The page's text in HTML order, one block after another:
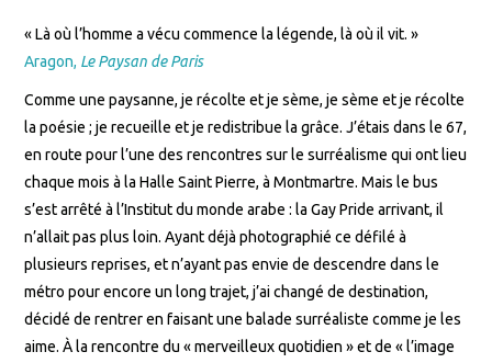
« Là où l’homme a vécu commence la légende, là où il vit. »
Aragon, Le Paysan de Paris
Comme une paysanne, je récolte et je sème, je sème et je récolte
la poésie ; je recueille et je redistribue la grâce. J’étais dans le 67,
en route pour l’une des rencontres sur le surréalisme qui ont lieu
chaque mois à la Halle Saint Pierre, à Montmartre. Mais le bus
s’est arrêté à l’Institut du monde arabe : la Gay Pride arrivant, il
n’allait pas plus loin. Ayant déjà photographié ce défilé à
plusieurs reprises, et n’ayant pas envie de descendre dans le
métro pour encore un long trajet, j’ai changé de destination,
décidé de rentrer en faisant une balade surréaliste comme je les
aime. À la rencontre du « merveilleux quotidien » et de « l’image